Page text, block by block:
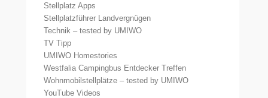
Stellplatz Apps
Stellplatzführer Landvergnügen
Technik – tested by UMIWO
TV Tipp
UMIWO Homestories
Westfalia Campingbus Entdecker Treffen
Wohnmobilstellplätze – tested by UMIWO
YouTube Videos